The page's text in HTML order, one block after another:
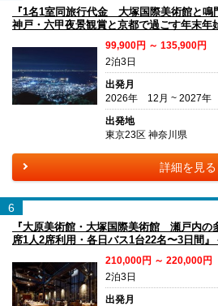
『1名1室同旅行代金 大塚国際美術館と
神戸・六甲夜景観賞と京都で過ごす年末年
99,900円 ～ 135,900円
2泊3日
出発月
2026年 12月 ~ 2027年
出発地
東京23区 神奈川県
詳細を見る
6
『大原美術館・大塚国際美術館 瀬戸内の
席1人2席利用・各日バス1台22名〜3日間』
210,000円 ～ 220,000円
2泊3日
出発月